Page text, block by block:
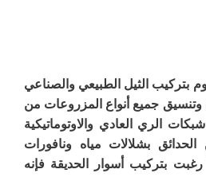
بتركيب الثيل الطبيعي والصناعي
جميع أنواع المزروعات من
الري العادي والاوتوماتيكية
الحدائق بشلالات مياه ونافورات
بتركيب أسوار الحديقة فإنه